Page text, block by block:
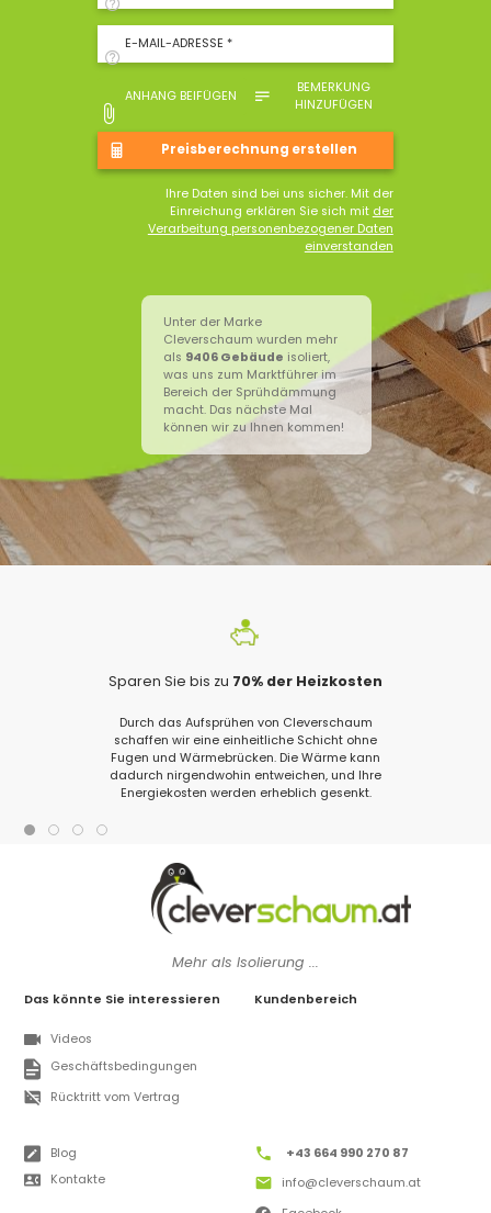
E-MAIL-ADRESSE *
ANHANG BEIFÜGEN
BEMERKUNG
HINZUFÜGEN
Ihre Daten sind bei uns sicher. Mit der
Einreichung erklären Sie sich mit der
Verarbeitung personenbezogener Daten
einverstanden
Unter der Marke
Cleverschaum wurden mehr
als 9406 Gebäude isoliert,
was uns zum Marktführer im
Bereich der Sprühdämmung
macht. Das nächste Mal
können wir zu Ihnen kommen!
Sparen Sie bis zu 70% der Heizkosten
Durch das Aufsprühen von Cleverschaum
schaffen wir eine einheitliche Schicht ohne
Fugen und Wärmebrücken. Die Wärme kann
dadurch nirgendwohin entweichen, und Ihre
Energiekosten werden erheblich gesenkt.
Mehr als Isolierung ...
Das könnte Sie interessieren
Videos
Geschäftsbedingungen
Rücktritt vom Vertrag
Kundenbereich
Blog
Kontakte
+43 664 990 270 87
info@cleverschaum.at